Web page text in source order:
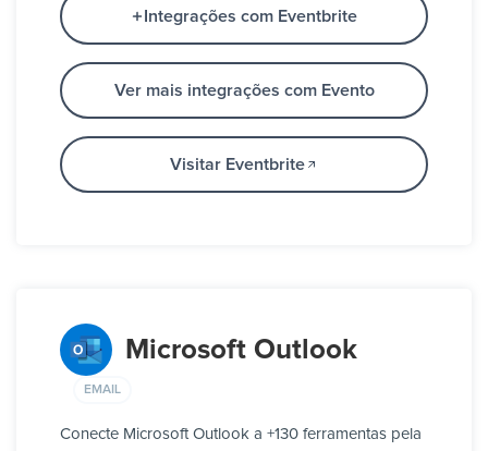
Integrações com Eventbrite
Ver mais integrações com Evento
Visitar Eventbrite
Microsoft Outlook
EMAIL
Conecte Microsoft Outlook a +130 ferramentas pela